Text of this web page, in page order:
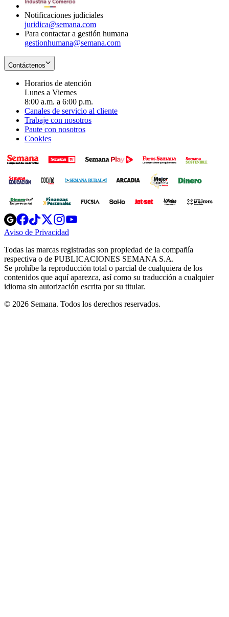
Notificaciones judiciales
juridica@semana.com
Para contactar a gestión humana
gestionhumana@semana.com
Contáctenos
Horarios de atención
Lunes a Viernes
8:00 a.m. a 6:00 p.m.
Canales de servicio al cliente
Trabaje con nosotros
Paute con nosotros
Cookies
Opens
in
new
Opens
in
new
Opens
in
new
window
Opens
new
windowwindow
Aviso de Privacidad
new
window
Todas las marcas registradas son propiedad de la compañía
respectiva o de PUBLICACIONES SEMANA S.A.
Se prohíbe la reproducción total o parcial de cualquiera de los
contenidos que aquí aparezca, así como su traducción a cualquier
idioma sin autorización escrita por su titular.
© 2026 Semana. Todos los derechos reservados.